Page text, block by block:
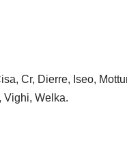
Cr, Dierre, Iseo,
Vighi, Welka.